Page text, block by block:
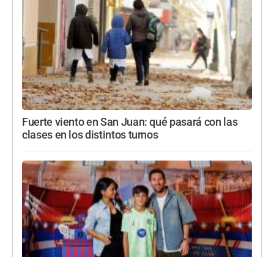
Fuerte viento en San Juan: qué pasará con las
clases en los distintos turnos